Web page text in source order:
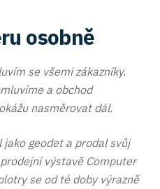
osobně
se všemi zákazníky.
a obchod
nasměrovat dál.
geodet a prodal svůj
výstavě Computer
se od té doby výrazně